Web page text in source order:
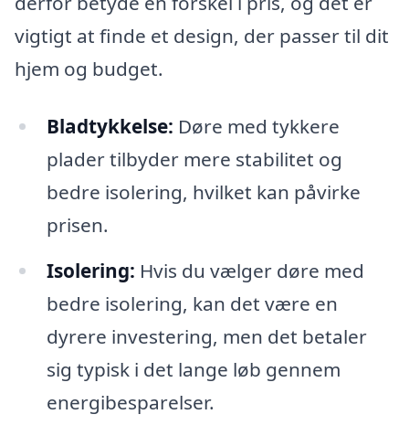
vigtigt at finde et design, der passer til dit
hjem og budget.
Bladtykkelse: Døre med tykkere
plader tilbyder mere stabilitet og
bedre isolering, hvilket kan påvirke
prisen.
Isolering: Hvis du vælger døre med
bedre isolering, kan det være en
dyrere investering, men det betaler
sig typisk i det lange løb gennem
energibesparelser.